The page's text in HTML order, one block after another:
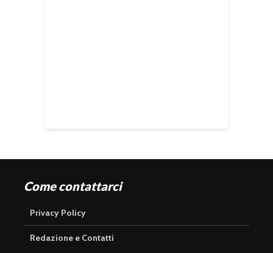
Come contattarci
Privacy Policy
Redazione e Contatti